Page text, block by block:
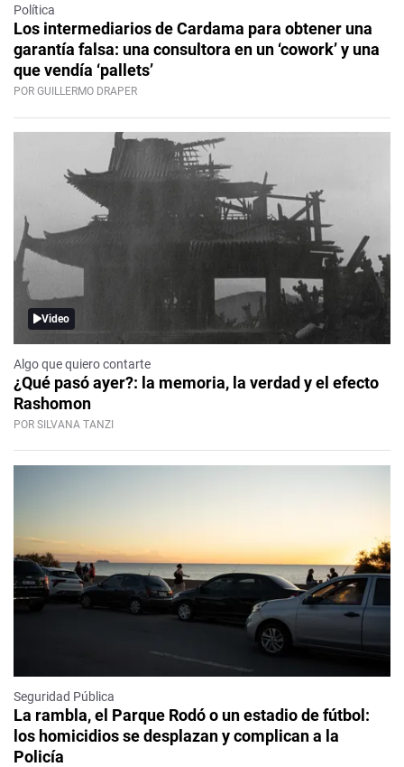
Política
Los intermediarios de Cardama para obtener una
garantía falsa: una consultora en un ‘cowork’ y una
que vendía ‘pallets’
POR GUILLERMO DRAPER
Video
Algo que quiero contarte
¿Qué pasó ayer?: la memoria, la verdad y el efecto
Rashomon
POR SILVANA TANZI
Seguridad Pública
La rambla, el Parque Rodó o un estadio de fútbol:
los homicidios se desplazan y complican a la
Policía